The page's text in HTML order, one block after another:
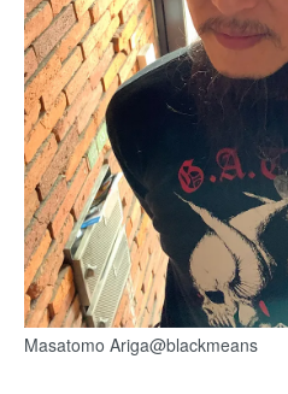
Masatomo Ariga@blackmeans